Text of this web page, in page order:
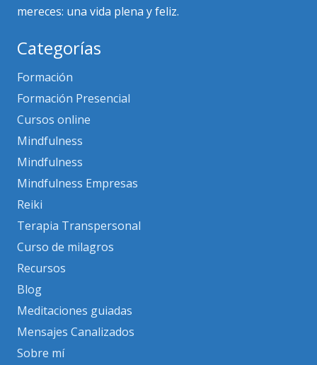
mereces: una vida plena y feliz.
Categorías
Formación
Formación Presencial
Cursos online
Mindfulness
Mindfulness
Mindfulness Empresas
Reiki
Terapia Transpersonal
Curso de milagros
Recursos
Blog
Meditaciones guiadas
Mensajes Canalizados
Sobre mí